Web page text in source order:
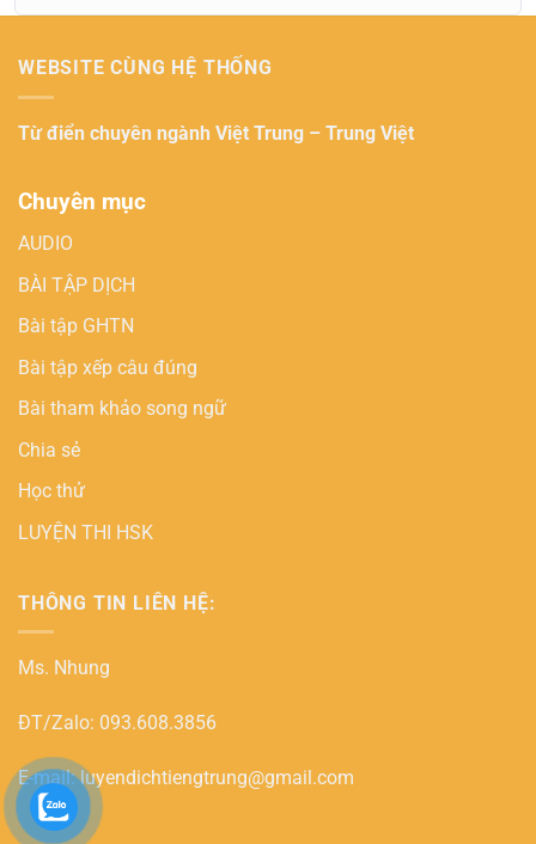
WEBSITE CÙNG HỆ THỐNG
Từ điển chuyên ngành Việt Trung – Trung Việt
Chuyên mục
AUDIO
BÀI TẬP DỊCH
Bài tập GHTN
Bài tập xếp câu đúng
Bài tham khảo song ngữ
Chia sẻ
Học thử
LUYỆN THI HSK
THÔNG TIN LIÊN HỆ:
Ms. Nhung
ĐT/Zalo: 093.608.3856
E-mail: luyendichtiengtrung@gmail.com